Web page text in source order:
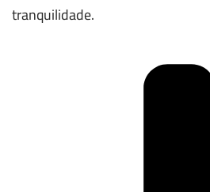
tranquilidade.